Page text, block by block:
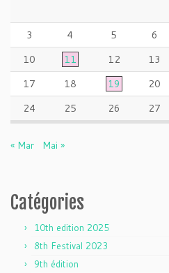
3
4 5 6
10
11 12 13
17
18 19 20
24
25 26 27
« Mar Mai »
Catégories
10th edition 2025
8th Festival 2023
9th édition